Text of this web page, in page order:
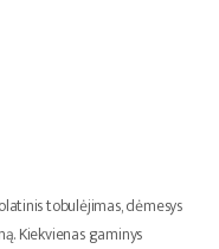
tobulėjimas, dėmesys
Kiekvienas gaminys